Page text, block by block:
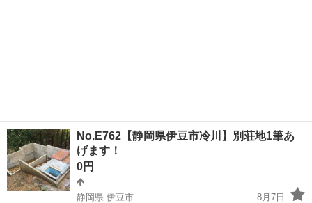
No.E762【静岡県伊豆市冷川】別荘地1筆あ
げます！
0円
静岡県 伊豆市
8月7日